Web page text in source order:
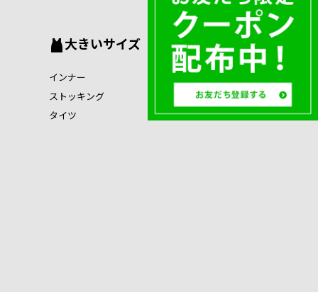
大きいサイズ
インナー
ストッキング
タイツ